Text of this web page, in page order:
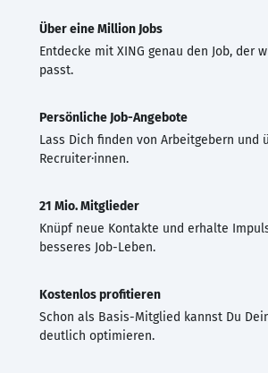
Über eine Million Jobs
Entdecke mit XING genau den Job, der
passt.
Persönliche Job-Angebote
Lass Dich finden von Arbeitgebern und
Recruiter·innen.
21 Mio. Mitglieder
Knüpf neue Kontakte und erhalte
besseres Job-Leben.
Kostenlos profitieren
Schon als Basis-Mitglied kannst Du
deutlich optimieren.